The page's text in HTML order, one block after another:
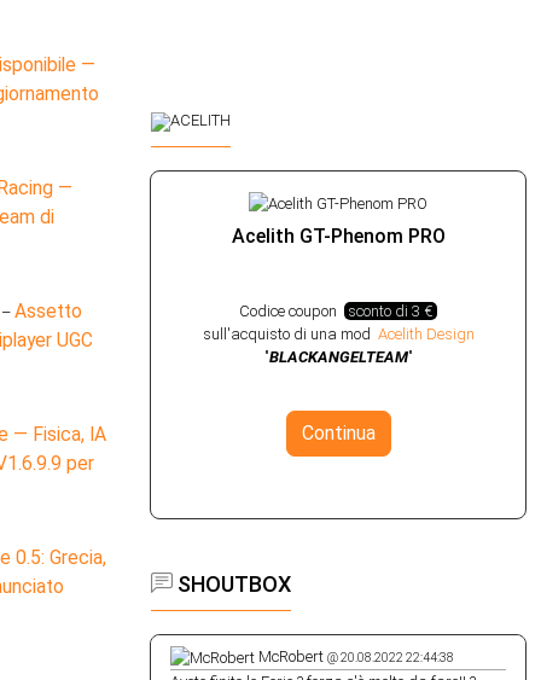
—
—
di
Assetto
UGC
— Fisica, IA
per
0.5: Grecia,
MOD - Formula F30RS for
Codice couponsconto di 3 €
SHOUTBOX